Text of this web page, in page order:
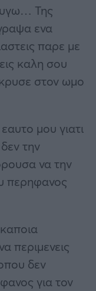
Της
ενα
παρε με
καλη σου
στον ωμο
μου γιατι
την
να την
περηφανος
περιμενεις
δεν
για τον